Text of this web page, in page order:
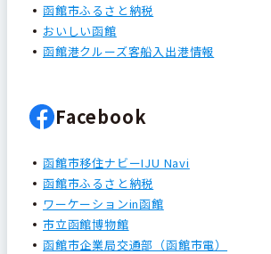
函館市ふるさと納税
おいしい函館
函館港クルーズ客船入出港情報
Facebook
函館市移住ナビーIJU Navi
函館市ふるさと納税
ワーケーションin函館
市立函館博物館
函館市企業局交通部（函館市電）